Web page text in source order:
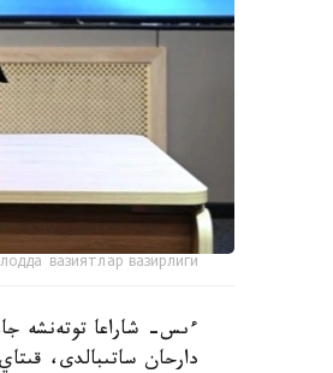
вазиятлар вазирлиги
ءىس- شاراعا توتەنشە
دارحان ساتىبالدى،